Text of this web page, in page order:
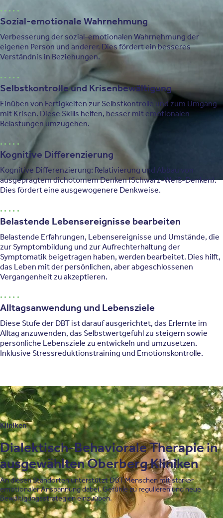
Sozial-emotionale Wahrnehmung
Verbesserung der sozial-emotionalen Wahrnehmung der
eigenen Person und anderer. Dies fördert ein besseres
Verständnis in Beziehungen.
Selbstkontrolle und Krisenbewältigung
Einüben von Fertigkeiten zur Selbstkontrolle und zum Umgang
mit Krisen. Diese Skills helfen, besser mit emotionalen
Belastungen umzugehen.
Kognitive Differenzierung
Kognitive Differenzierung: Relativierung und Abbau von
ausgeprägtem dichotomem Denken (Schwarz-Weiß-Denken).
Dies fördert eine ausgewogenere Denkweise.
Belastende Lebensereignisse bearbeiten
Belastende Erfahrungen, Lebensereignisse und Umstände, die
zur Symptombildung und zur Aufrechterhaltung der
Symptomatik beigetragen haben, werden bearbeitet. Dies hilft,
das Leben mit der persönlichen, aber abgeschlossenen
Vergangenheit zu akzeptieren.
Alltagsanwendung und Lebensziele
Diese Stufe der DBT ist darauf ausgerichtet, das Erlernte im
Alltag anzuwenden, das Selbstwertgefühl zu steigern sowie
persönliche Lebensziele zu entwickeln und umzusetzen.
Inklusive Stressreduktionstraining und Emotionskontrolle.
Kliniken
Dialektisch-Behaviorale Therapie in
ausgewählten Oberberg Kliniken
An diesen Standorten unterstützt DBT Menschen mit starker
emotionaler Anspannung dabei, Gefühle zu regulieren und neue
Bewältigungsstrategien einzuüben.